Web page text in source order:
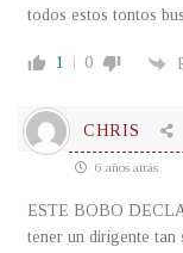
todos estos tontos
1 0
CHRIS
6 años atrás
ESTE BOBO
tener un dirigente tan